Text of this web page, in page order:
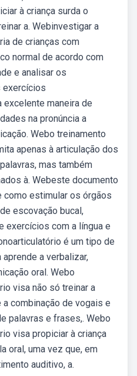
à criança surda o
a. Webinvestigar a
de crianças com
normal de acordo com
e analisar os
exercícios
maneira de
na pronúncia a
Webo treinamento
apenas à articulação dos
mas também
à. Webeste documento
estimular os órgãos
escovação bucal,
exercícios com a língua e
é um tipo de
a verbalizar,
oral. Webo
visa não só treinar a
combinação de vogais e
palavras e frases,. Webo
visa propiciar à criança
oral, uma vez que, em
auditivo, a.